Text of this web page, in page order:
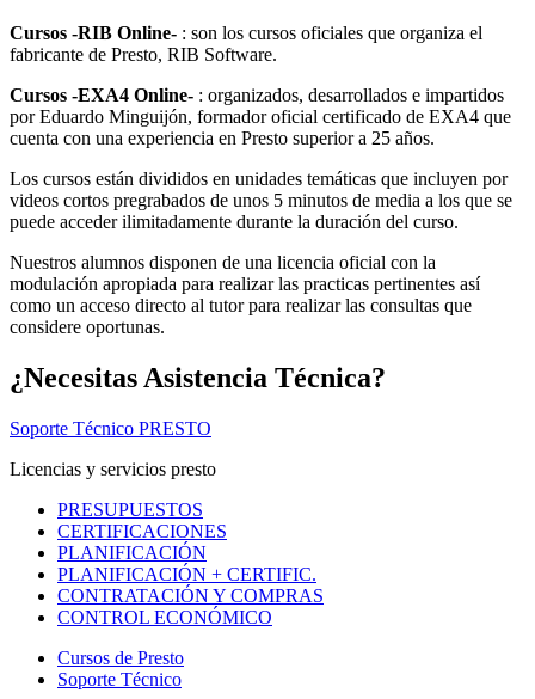
se
elegir
en
la
de
producto
Cursos -RIB Online- : son los cursos oficiales que organiza el
fabricante de Presto, RIB Software.
Cursos -EXA4 Online- : organizados, desarrollados e impartidos
por Eduardo Minguijón, formador oficial certificado de EXA4 que
cuenta con una experiencia en Presto superior a 25 años.
Los cursos están divididos en unidades temáticas que incluyen por
videos cortos pregrabados de unos 5 minutos de media a los que se
puede acceder ilimitadamente durante la duración del curso.
Nuestros alumnos disponen de una licencia oficial con la
modulación apropiada para realizar las practicas pertinentes así
como un acceso directo al tutor para realizar las consultas que
considere oportunas.
¿NecesitasAsistencia Técnica?
Soporte Técnico PRESTO
Licencias y servicios presto
PRESUPUESTOS
CERTIFICACIONES
PLANIFICACIÓN
PLANIFICACIÓN + CERTIFIC.
CONTRATACIÓN Y COMPRAS
CONTROL ECONÓMICO
Cursos de Presto
Soporte Técnico